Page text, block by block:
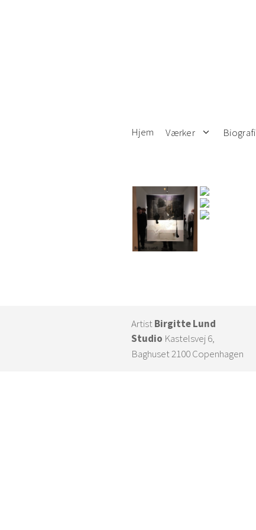
Hjem Værker Biografi
ArtistBirgitte Lund
Studio Kastelsvej 6,
Baghuset 2100 Copenhagen